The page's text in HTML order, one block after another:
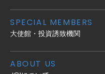
SPECIAL MEMBERS
大使館・投資誘致機関
ABOUT US